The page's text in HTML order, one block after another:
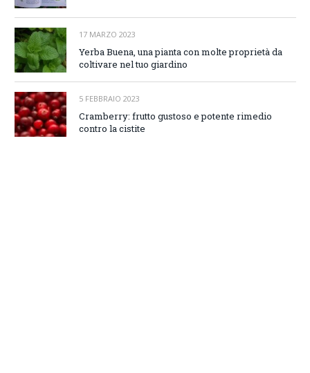
17 MARZO 2023
Yerba Buena, una pianta con molte proprietà da
coltivare nel tuo giardino
5 FEBBRAIO 2023
Cramberry: frutto gustoso e potente rimedio
contro la cistite